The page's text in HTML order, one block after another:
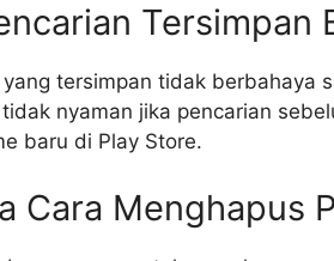
Tersimpan
tersimpan tidak berbahaya
nyaman jika pencarian
baru di Play Store.
Cara Menghapus